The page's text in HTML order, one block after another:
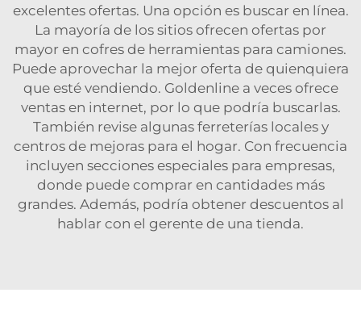
excelentes ofertas. Una opción es buscar en línea.
La mayoría de los sitios ofrecen ofertas por
mayor en cofres de herramientas para camiones.
Puede aprovechar la mejor oferta de quienquiera
que esté vendiendo. Goldenline a veces ofrece
ventas en internet, por lo que podría buscarlas.
También revise algunas ferreterías locales y
centros de mejoras para el hogar. Con frecuencia
incluyen secciones especiales para empresas,
donde puede comprar en cantidades más
grandes. Además, podría obtener descuentos al
hablar con el gerente de una tienda.